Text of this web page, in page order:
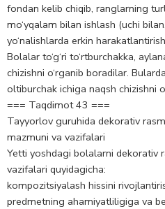
fondan kelib chiqib, ranglarning
mo‘yqalam bilan ishlash (uchi
yo‘nalishlarda erkin
Bolalar to‘g‘ri to‘rtburchakka,
chizishni o‘rganib boradilar.
oltiburchak ichiga naqsh chizishni
=== Taqdimot 43 ===
Tayyorlov guruhida dekorativ
mazmuni va vazifalari
Yetti yoshdagi bolalarni dekorativ
vazifalari quyidagicha:
kompozitsiyalash hissini
predmetning ahamiyatliligiga va